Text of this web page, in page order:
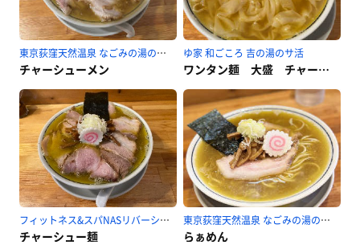
東京荻窪天然温泉 なごみの湯のサ活
チャーシューメン
ゆ家 和ごころ 吉の湯のサ活
ワンタン麺 大盛 チャーシュートッピング
フィットネス&スパNASリバーシティ21のサ活
チャーシュー麺
東京荻窪天然温泉 なごみの湯のサ活
らぁめん